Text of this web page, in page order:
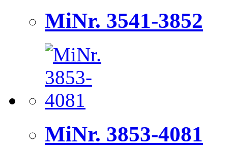
MiNr. 3541-3852
MiNr. 3853-4081